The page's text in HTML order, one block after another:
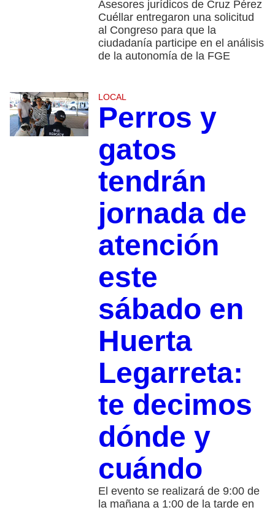
Asesores jurídicos de Cruz Pérez
Cuéllar entregaron una solicitud
al Congreso para que la
ciudadanía participe en el análisis
de la autonomía de la FGE
LOCAL
Perros y
gatos
tendrán
jornada de
atención
este
sábado en
Huerta
Legarreta:
te decimos
dónde y
cuándo
El evento se realizará de 9:00 de
la mañana a 1:00 de la tarde en